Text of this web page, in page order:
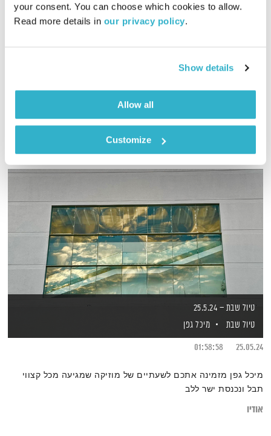
your consent. You can choose which cookies to allow.
Read more details in our privacy policy.
Show details
Allow all
Customize
התעוררות
גליה גלעדי
מעולה בעריכתה ובהגשתה
אודיו
טיול שבת – 25.5.24
טיול שבת
מיכל גפן
25.05.24
01:58:58
מיכל גפן מזמינה אתכם לשעתיים של מוזיקה שמגיעה מכל קצווי
תבל ונכנסת ישר ללב
אודיו